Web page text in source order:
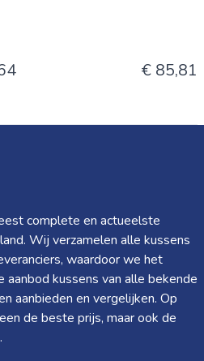
€ 85,81
complete en actueelste
Wij verzamelen alle kussens
waardoor we het
kussens van alle bekende
aanbieden en vergelijken. Op
de beste prijs, maar ook de